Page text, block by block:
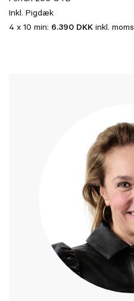
Inkl. Pigdæk
4 x 10 min: 6.390 DKK inkl. moms